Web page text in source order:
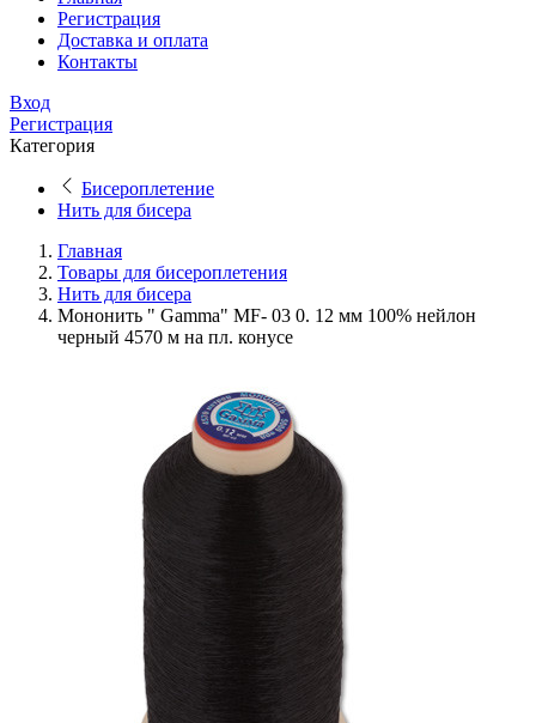
Регистрация
Доставка и оплата
Контакты
Вход
Регистрация
Категория
Бисероплетение
Нить для бисера
Главная
Товары для бисероплетения
Нить для бисера
Мононить " Gamma" MF- 03 0. 12 мм 100% нейлон
черный 4570 м на пл. конусе